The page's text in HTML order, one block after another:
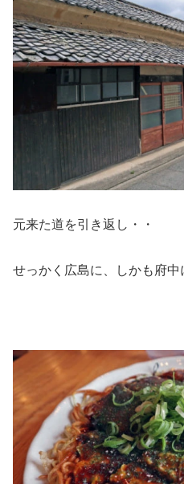
元来た道を引き返し・・
せっかく広島に、しかも府中